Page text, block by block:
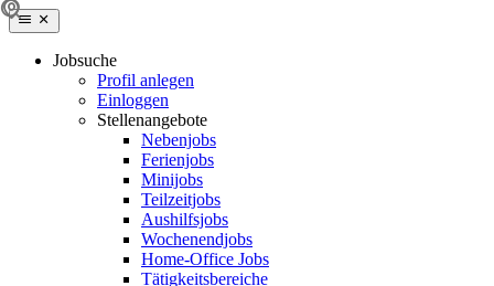
Jobsuche
Profil anlegen
Einloggen
Stellenangebote
Nebenjobs
Ferienjobs
Minijobs
Teilzeitjobs
Aushilfsjobs
Wochenendjobs
Home-Office Jobs
Tätigkeitsbereiche